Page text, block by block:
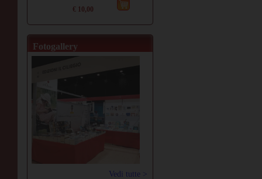
€ 10,00
Fotogallery
Vedi tutte >